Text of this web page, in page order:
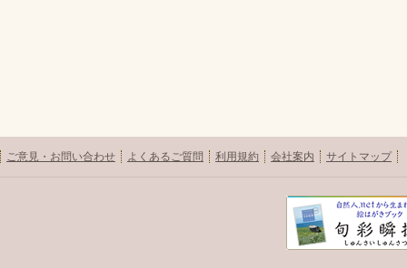
ご意見・お問い合わせ よくあるご質問 利用規約 会社案内 サイトマップ